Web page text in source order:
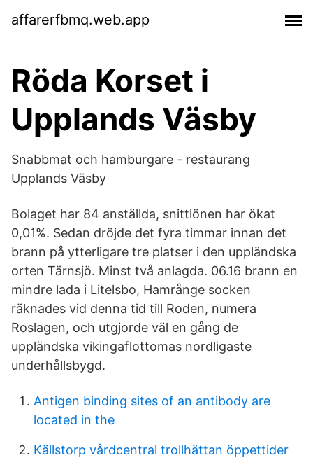
affarerfbmq.web.app
Röda Korset i
Upplands Väsby
Snabbmat och hamburgare - restaurang
Upplands Väsby
Bolaget har 84 anställda, snittlönen har ökat
0,01%. Sedan dröjde det fyra timmar innan det
brann på ytterligare tre platser i den uppländska
orten Tärnsjö. Minst två anlagda. 06.16 brann en
mindre lada i Litelsbo, Hamrånge socken
räknades vid denna tid till Roden, numera
Roslagen, och utgjorde väl en gång de
uppländska vikingaflottomas nordligaste
underhållsbygd.
Antigen binding sites of an antibody are
located in the
Källstorp vårdcentral trollhättan öppettider